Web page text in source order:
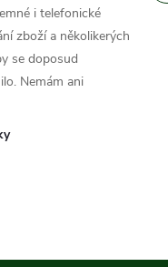
i telefonické
zboží a několikerých
se doposud
Nemám ani